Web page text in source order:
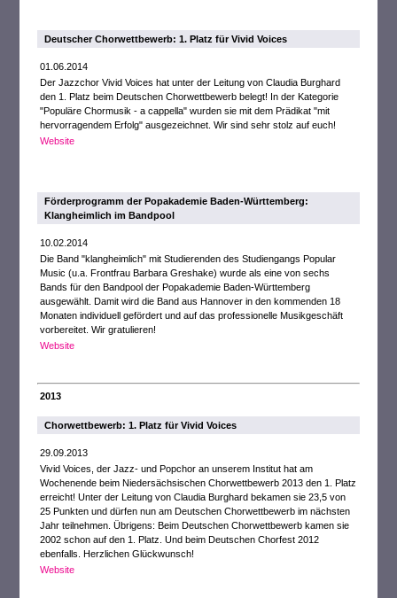
Deutscher Chorwettbewerb: 1. Platz für Vivid Voices
01.06.2014
Der Jazzchor Vivid Voices hat unter der Leitung von Claudia Burghard
den 1. Platz beim Deutschen Chorwettbewerb belegt! In der Kategorie
"Populäre Chormusik - a cappella" wurden sie mit dem Prädikat "mit
hervorragendem Erfolg" ausgezeichnet. Wir sind sehr stolz auf euch!
Website
Förderprogramm der Popakademie Baden-Württemberg:
Klangheimlich im Bandpool
10.02.2014
Die Band "klangheimlich" mit Studierenden des Studiengangs Popular
Music (u.a. Frontfrau Barbara Greshake) wurde als eine von sechs
Bands für den Bandpool der Popakademie Baden-Württemberg
ausgewählt. Damit wird die Band aus Hannover in den kommenden 18
Monaten individuell gefördert und auf das professionelle Musikgeschäft
vorbereitet. Wir gratulieren!
Website
2013
Chorwettbewerb: 1. Platz für Vivid Voices
29.09.2013
Vivid Voices, der Jazz- und Popchor an unserem Institut hat am
Wochenende beim Niedersächsischen Chorwettbewerb 2013 den 1. Platz
erreicht! Unter der Leitung von Claudia Burghard bekamen sie 23,5 von
25 Punkten und dürfen nun am Deutschen Chorwettbewerb im nächsten
Jahr teilnehmen. Übrigens: Beim Deutschen Chorwettbewerb kamen sie
2002 schon auf den 1. Platz. Und beim Deutschen Chorfest 2012
ebenfalls. Herzlichen Glückwunsch!
Website